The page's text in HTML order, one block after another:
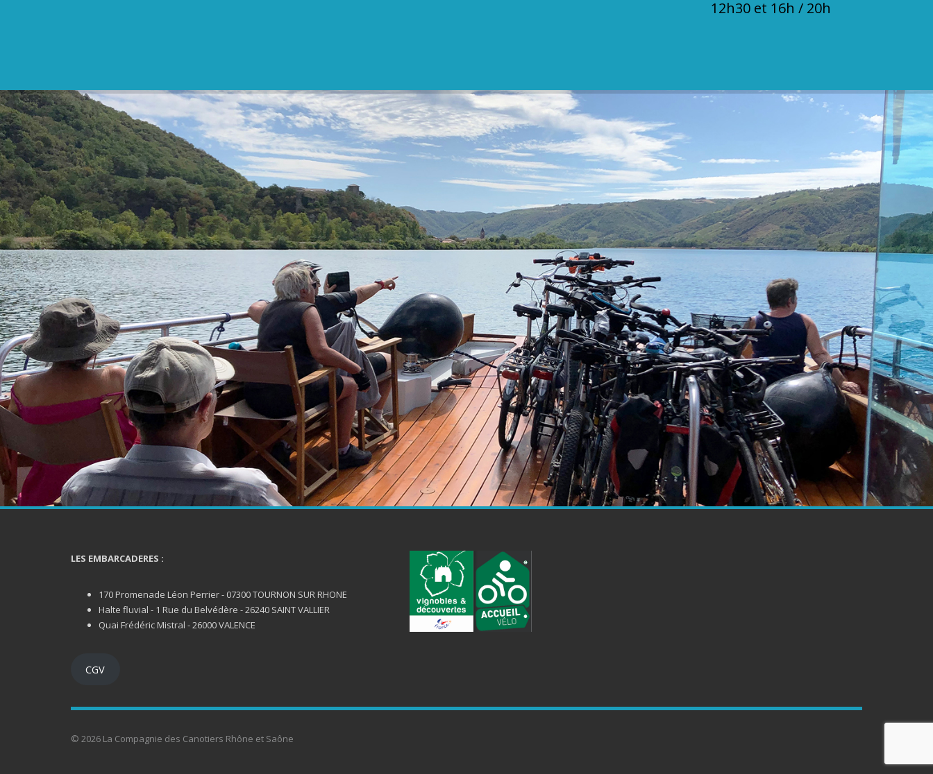
12h30 et 16h / 20h
LES EMBARCADERES :
170 Promenade Léon Perrier - 07300 TOURNON SUR RHONE
Halte fluvial - 1 Rue du Belvédère - 26240 SAINT VALLIER
Quai Frédéric Mistral - 26000 VALENCE
CGV
© 2026 La Compagnie des Canotiers Rhône et Saône